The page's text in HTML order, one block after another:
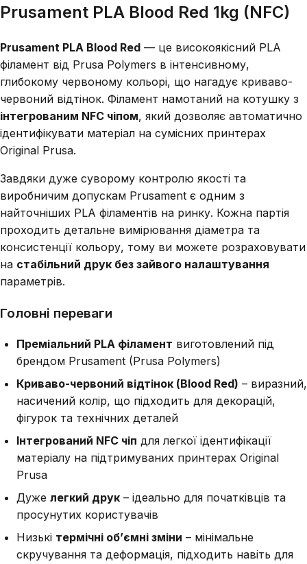
Prusament PLA Blood Red 1kg (NFC)
Prusament PLA Blood Red — це високоякісний PLA
філамент від Prusa Polymers в інтенсивному,
глибокому червоному кольорі, що нагадує криваво-
червоний відтінок. Філамент намотаний на котушку з
інтегрованим NFC чіпом, який дозволяє автоматично
ідентифікувати матеріал на сумісних принтерах
Original Prusa.
Завдяки дуже суворому контролю якості та
виробничим допускам Prusament є одним з
найточніших PLA філаментів на ринку. Кожна партія
проходить детальне вимірювання діаметра та
консистенції кольору, тому ви можете розраховувати
на стабільний друк без зайвого налаштування
параметрів.
Головні переваги
Преміальний PLA філамент виготовлений під
брендом Prusament (Prusa Polymers)
Криваво-червоний відтінок (Blood Red) – виразний,
насичений колір, що підходить для декорацій,
фігурок та технічних деталей
Інтегрований NFC чіп для легкої ідентифікації
матеріалу на підтримуваних принтерах Original
Prusa
Дуже легкий друк – ідеально для початківців та
просунутих користувачів
Низькі термічні об’ємні зміни – мінімальне
скручування та деформація, підходить навіть для